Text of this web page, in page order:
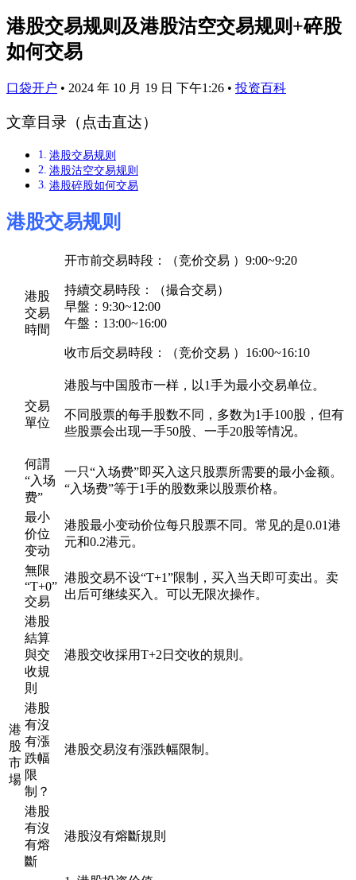
港股交易规则及港股沽空交易规则+碎股
如何交易
口袋开户 • 2024 年 10 月 19 日 下午1:26 • 投资百科
文章目录（点击直达）
港股交易规则
港股沽空交易规则
港股碎股如何交易
港股交易规则
港
股
市
場
港股
交易
時間
开市前交易時段：（竞价交易 ）9:00~9:20
持續交易時段：（撮合交易）
早盤：9:30~12:00
午盤：13:00~16:00
收市后交易時段：（竞价交易 ）16:00~16:10
交易
單位
港股与中国股市一样，以1手为最小交易单位。
不同股票的每手股数不同，多数为1手100股，但有
些股票会出现一手50股、一手20股等情况。
何謂
“入场
费”
一只“入场费”即买入这只股票所需要的最小金额。
“入场费”等于1手的股数乘以股票价格。
最小
价位
变动
港股最小变动价位每只股票不同。常见的是0.01港
元和0.2港元。
無限
“T+0”
交易
港股交易不设“T+1”限制，买入当天即可卖出。卖
出后可继续买入。可以无限次操作。
港股
結算
與交
收規
則
港股交收採用T+2日交收的規則。
港股
有沒
有漲
跌幅
限
制？
港股交易沒有漲跌幅限制。
港股
有沒
有熔
斷
港股沒有熔斷規則